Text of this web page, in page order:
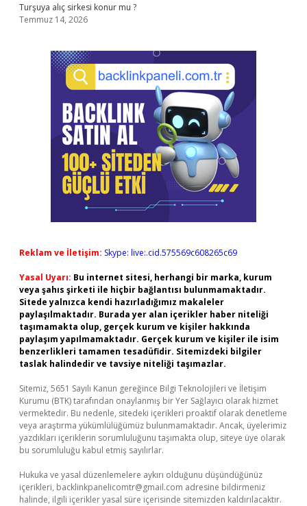
Turşuya alıç sirkesi konur mu ?
Temmuz 14, 2026
Reklam ve İletişim: Skype: live:.cid.575569c608265c69
Yasal Uyarı: Bu internet sitesi, herhangi bir marka, kurum
veya şahıs şirketi ile hiçbir bağlantısı bulunmamaktadır.
Sitede yalnızca kendi hazırladığımız makaleler
paylaşılmaktadır. Burada yer alan içerikler haber niteliği
taşımamakta olup, gerçek kurum ve kişiler hakkında
paylaşım yapılmamaktadır. Gerçek kurum ve kişiler ile isim
benzerlikleri tamamen tesadüfidir. Sitemizdeki bilgiler
taslak halindedir ve tavsiye niteliği taşımazlar.
Sitemiz, 5651 Sayılı Kanun gereğince Bilgi Teknolojileri ve İletişim
Kurumu (BTK) tarafından onaylanmış bir Yer Sağlayıcı olarak hizmet
vermektedir. Bu nedenle, sitedeki içerikleri proaktif olarak denetleme
veya araştırma yükümlülüğümüz bulunmamaktadır. Ancak, üyelerimiz
yazdıkları içeriklerin sorumluluğunu taşımakta olup, siteye üye olarak
bu sorumluluğu kabul etmiş sayılırlar.
Hukuka ve yasal düzenlemelere aykırı olduğunu düşündüğünüz
içerikleri, backlinkpanelicomtr@gmail.com adresine bildirmeniz
halinde, ilgili içerikler yasal süre içerisinde sitemizden kaldırılacaktır.